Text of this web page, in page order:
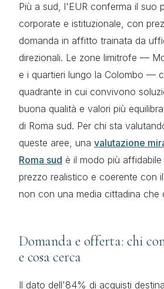
Più a sud, l'EUR conferma il suo
corporate e istituzionale, con
domanda in affitto trainata da
direzionali. Le zone limitrofe —
e i quartieri lungo la Colombo —
quadrante in cui convivono
buona qualità e valori più
di Roma sud. Per chi sta
queste aree, una valutazione
Roma sud è il modo più
prezzo realistico e coerente con
non con una media cittadina che
Domanda e offerta: chi
e cosa cerca
Il dato dell'84% di acquisti